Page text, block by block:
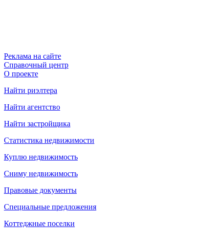
Реклама на сайте
Справочный центр
О проекте
Найти риэлтера
Найти агентство
Найти застройщика
Статистика недвижимости
Куплю недвижимость
Сниму недвижимость
Правовые документы
Специальные предложения
Коттеджные поселки